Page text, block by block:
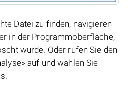
Datei zu finden, navigieren
in der Programmoberfläche,
wurde. Oder rufen Sie den
auf und wählen Sie